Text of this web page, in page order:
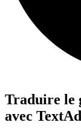
Traduire le
avec